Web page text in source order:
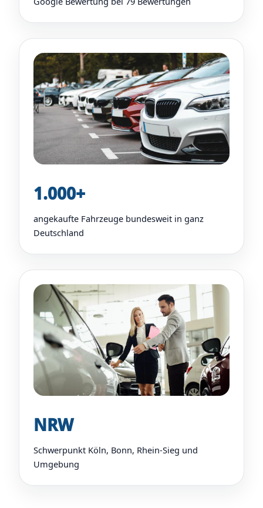
1.000+
angekaufte Fahrzeuge bundesweit in ganz
Deutschland
NRW
Schwerpunkt Köln, Bonn, Rhein-Sieg und
Umgebung